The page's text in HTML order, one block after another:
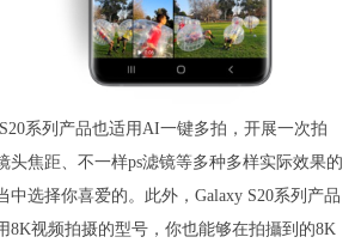
系列产品也适用AI一键多拍，开展一次拍
头焦距、不一样ps滤镜等多种多样实际效果的
中选择你喜爱的。此外，Galaxy S20系列产品
8K视频拍摄的型号，你也能够在拍攝到的8K